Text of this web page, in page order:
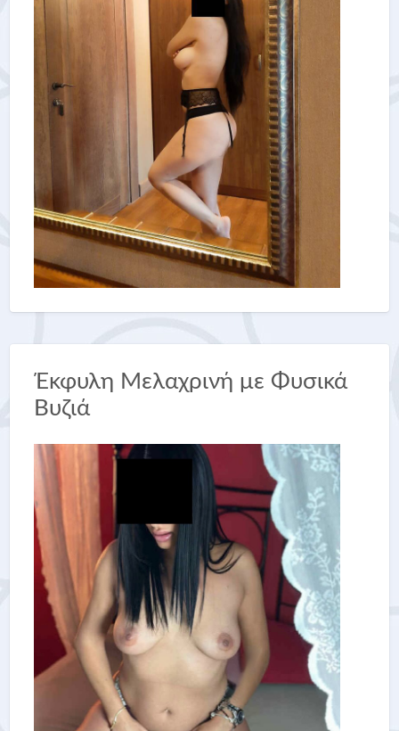
Έκφυλη Μελαχρινή με Φυσικά
Βυζιά